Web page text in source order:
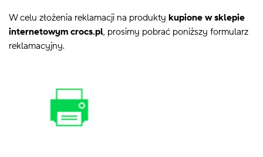
W celu złożenia reklamacji na produkty kupione w sklepie
internetowym crocs.pl, prosimy pobrać poniższy formularz
reklamacyjny.